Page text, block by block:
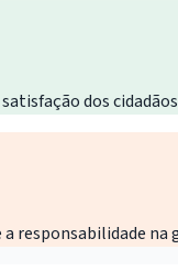
dos
responsabilidade na